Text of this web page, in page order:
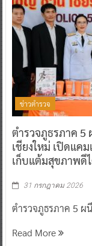
ข่าวตำรวจ
ตำรวจภูธรภาค 5
เชียงใหม่ เปิดแค
เก็บแต้มสุขภาพดี
31 กรกฎาคม 2026
ตำรวจภูธรภาค 5 ผ
Read More